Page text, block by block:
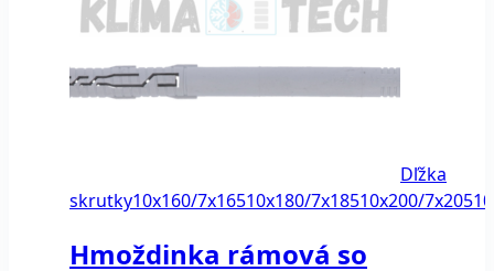
Dľžka
skrutky10x160/7x16510x180/7x18510x200/7x205
Hmoždinka rámová so